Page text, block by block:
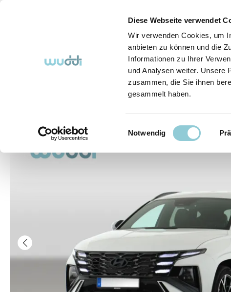
Diese Webseite verwendet
Wir verwenden Cookies, um
anbieten zu können und die
Informationen zu Ihrer
und Analysen weiter. Unsere
zusammen, die Sie ihnen
gesammelt haben.
Einwilligungsauswahl
Notwendig
Abo-Fahrzeuge So funktioniert's (FAQ) Über Uns
Bildergalerie überspringen